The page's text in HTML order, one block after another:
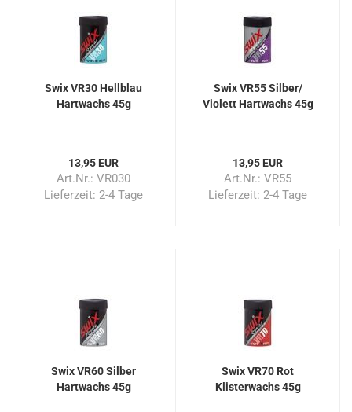
Swix VR30 Hellblau
Hartwachs 45g
13,95 EUR
Art.Nr.: VR030
Lieferzeit: 2-4 Tage
Swix VR55 Silber/
Violett Hartwachs 45g
13,95 EUR
Art.Nr.: VR55
Lieferzeit: 2-4 Tage
Swix VR60 Silber
Hartwachs 45g
Swix VR70 Rot
Klisterwachs 45g